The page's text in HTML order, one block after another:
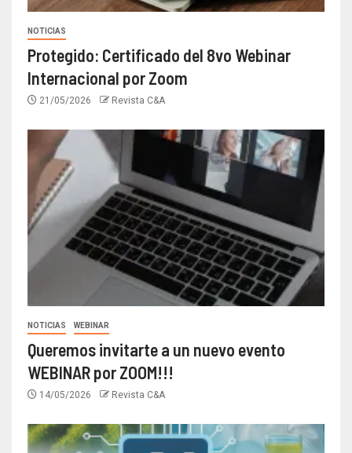
NOTICIAS
Protegido: Certificado del 8vo Webinar
Internacional por Zoom
21/05/2026 Revista C&A
NOTICIAS WEBINAR
Queremos invitarte a un nuevo evento
WEBINAR por ZOOM!!!
14/05/2026 Revista C&A